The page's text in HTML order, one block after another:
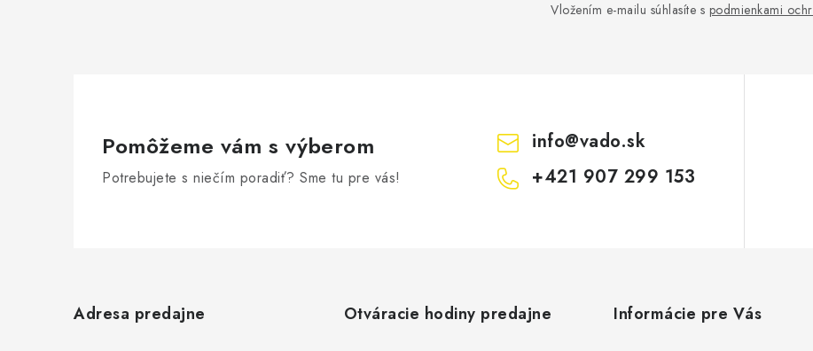
Vložením e-mailu súhlasíte s podmienkami
Pomôžeme vám s výberom
Potrebujete s niečím poradiť? Sme tu pre vás!
info@vado.sk
+421 907 299 153
Adresa predajne Otváracie hodiny predajne Informácie pre Vás